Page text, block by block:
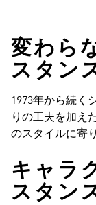
変わら
スタン
1973年から続く
りの工夫を加え
のスタイルに寄
キャラ
スタン